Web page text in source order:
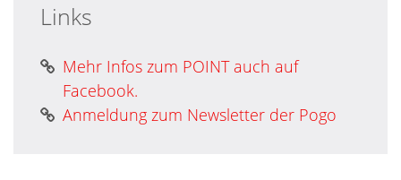
Links
Mehr Infos zum POINT auch auf
Facebook.
Anmeldung zum Newsletter der Pogo